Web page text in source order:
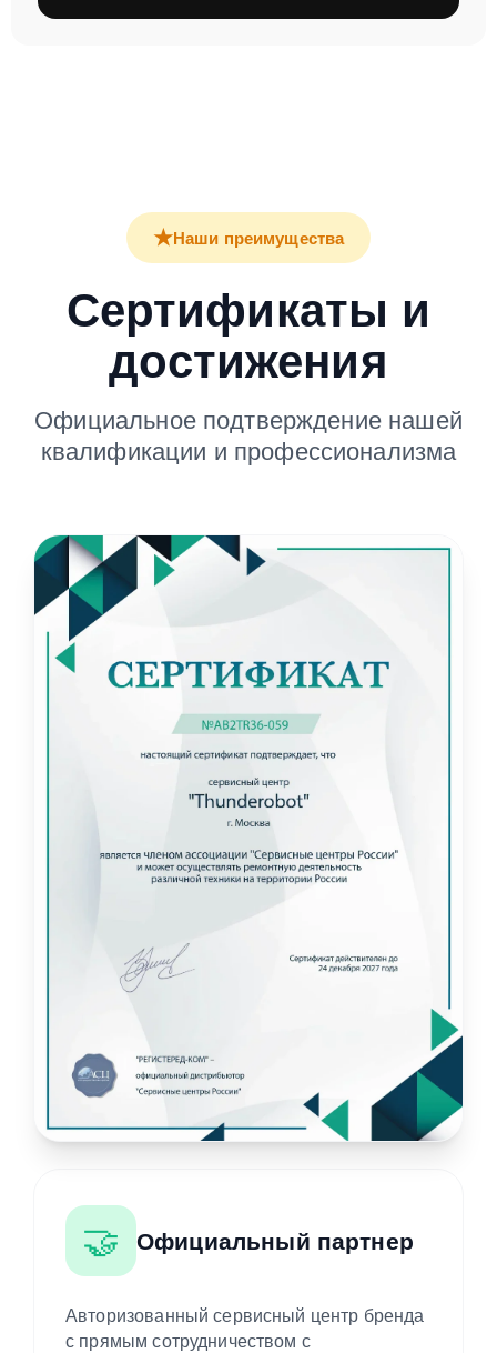
★Наши преимущества
Сертификаты и
достижения
Официальное подтверждение нашей
квалификации и профессионализма
🤝 Официальный партнер
Авторизованный сервисный центр бренда
с прямым сотрудничеством с